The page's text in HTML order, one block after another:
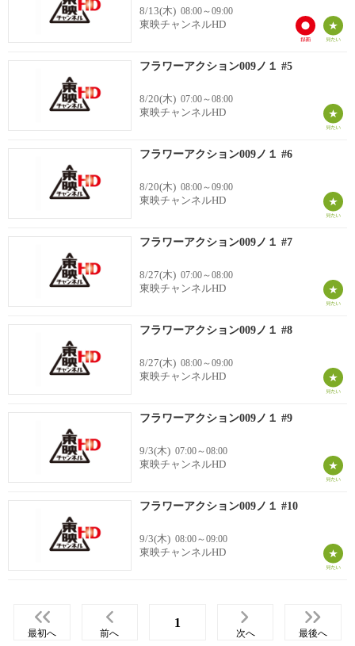
8/13(木) 08:00～09:00
東映チャンネルHD
フラワーアクション009ノ１ #5
8/20(木) 07:00～08:00
東映チャンネルHD
フラワーアクション009ノ１ #6
8/20(木) 08:00～09:00
東映チャンネルHD
フラワーアクション009ノ１ #7
8/27(木) 07:00～08:00
東映チャンネルHD
フラワーアクション009ノ１ #8
8/27(木) 08:00～09:00
東映チャンネルHD
フラワーアクション009ノ１ #9
9/3(木) 07:00～08:00
東映チャンネルHD
フラワーアクション009ノ１ #10
9/3(木) 08:00～09:00
東映チャンネルHD
最初へ 前へ
1
次へ 最後へ